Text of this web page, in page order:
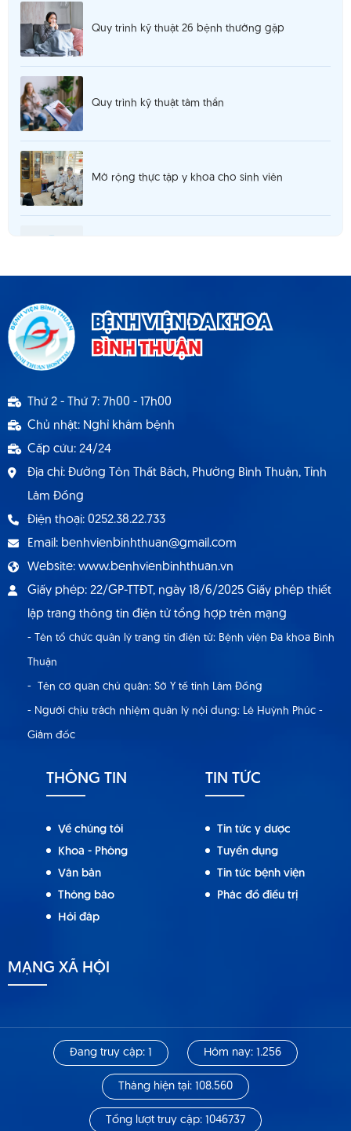
Quy trình kỹ thuật 26 bệnh thường gặp
Quy trình kỹ thuật tâm thần
Mở rộng thực tập y khoa cho sinh viên
Thông báo cơ sở khám chữa bệnh đáp ứng yêu
cầu là cơ sở hướng dẫn thực hành
BỆNH VIỆN ĐA KHOA
BÌNH THUẬN
Thứ 2 - Thứ 7: 7h00 - 17h00
Chủ nhật: Nghỉ khám bệnh
Cấp cứu: 24/24
Địa chỉ: Đường Tôn Thất Bách, Phường Bình Thuận, Tỉnh
Lâm Đồng
Điện thoại: 0252.38.22.733
Email: benhvienbinhthuan@gmail.com
Website: www.benhvienbinhthuan.vn
Giấy phép: 22/GP-TTĐT, ngày 18/6/2025 Giấy phép thiết
lập trang thông tin điện tử tổng hợp trên mạng
- Tên tổ chức quản lý trang tin điện tử: Bệnh viện Đa khoa Bình
Thuận
- Tên cơ quan chủ quản: Sở Y tế tỉnh Lâm Đồng
- Người chịu trách nhiệm quản lý nội dung: Lê Huỳnh Phúc -
Giám đốc
THÔNG TIN
Về chúng tôi
Khoa - Phòng
Văn bản
Thông báo
Hỏi đáp
TIN TỨC
Tin tức y dược
Tuyển dụng
Tin tức bệnh viện
Phác đồ điều trị
MẠNG XÃ HỘI
Đang truy cập: 1 Hôm nay: 1.256
Tháng hiện tại: 108.560
Tổng lượt truy cập: 1046737